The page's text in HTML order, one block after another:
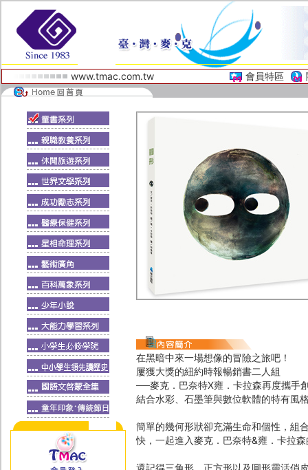
www.tmac.com.tw 會員特區
在黑暗中來一場想像的冒險之旅吧！
屢獲大獎的紐約時報暢銷書二人組
──麥克．巴奈特X雍．卡拉森再度攜手
結合水彩、石墨筆與數位軟體的特有風
簡單的幾何形狀卻充滿生命和個性，
快，一起進入麥克．巴奈特&雍．卡拉
還記得三角形、正方形以及圓形靈活俏